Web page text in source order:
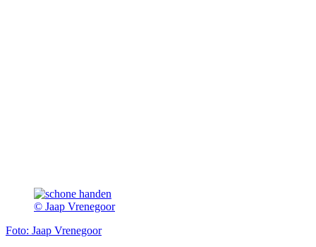
© Jaap Vrenegoor
Foto: Jaap Vrenegoor